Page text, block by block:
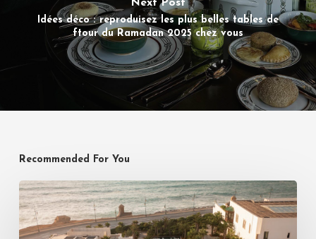
Next Post
Idées déco : reproduisez les plus belles tables de
ftour du Ramadan 2025 chez vous
Recommended For You